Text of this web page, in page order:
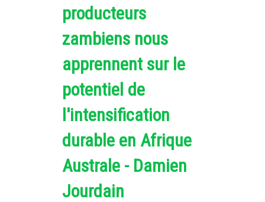
producteurs
zambiens nous
apprennent sur le
potentiel de
l'intensification
durable en Afrique
Australe - Damien
Jourdain